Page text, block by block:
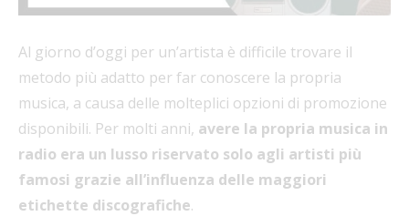
Al giorno d’oggi per un’artista è difficile trovare il
metodo più adatto per far conoscere la propria
musica, a causa delle molteplici opzioni di promozione
disponibili. Per molti anni, avere la propria musica in
radio era un lusso riservato solo agli artisti più
famosi grazie all’influenza delle maggiori
etichette discografiche.